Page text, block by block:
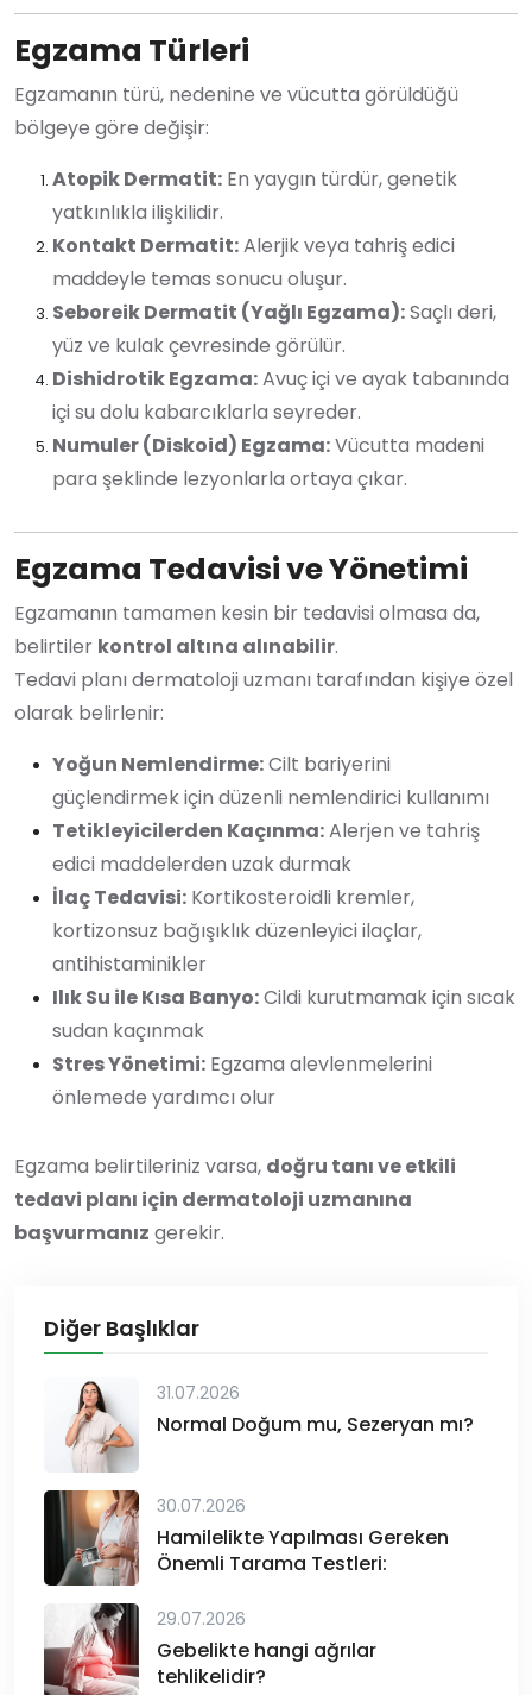
Egzama Türleri
Egzamanın türü, nedenine ve vücutta görüldüğü
bölgeye göre değişir:
Atopik Dermatit: En yaygın türdür, genetik
yatkınlıkla ilişkilidir.
Kontakt Dermatit:Alerjik veya tahriş edici
maddeyle temas sonucu oluşur.
Seboreik Dermatit (Yağlı Egzama):Saçlı deri,
yüz ve kulak çevresinde görülür.
Dishidrotik Egzama:Avuç içi ve ayak tabanında
içi su dolu kabarcıklarla seyreder.
Numuler (Diskoid) Egzama:Vücutta madeni
para şeklinde lezyonlarla ortaya çıkar.
Egzama Tedavisi ve Yönetimi
Egzamanın tamamen kesin bir tedavisi olmasa da,
belirtiler kontrol altına alınabilir.
Tedavi planı dermatoloji uzmanı tarafından kişiye özel
olarak belirlenir:
Yoğun Nemlendirme:Cilt bariyerini
güçlendirmek için düzenli nemlendirici kullanımı
Tetikleyicilerden Kaçınma:Alerjen ve tahriş
edici maddelerden uzak durmak
İlaç Tedavisi: Kortikosteroidli kremler,
kortizonsuz bağışıklık düzenleyici ilaçlar,
antihistaminikler
Ilık Su ile Kısa Banyo:Cildi kurutmamak için sıcak
sudan kaçınmak
Stres Yönetimi: Egzama alevlenmelerini
önlemede yardımcı olur
Egzama belirtileriniz varsa, doğru tanı ve etkili
tedavi planı için dermatoloji uzmanına
başvurmanız gerekir.
Diğer Başlıklar
31.07.2026
Normal Doğum mu, Sezeryan mı?
30.07.2026
Hamilelikte Yapılması Gereken
Önemli Tarama Testleri:
29.07.2026
Gebelikte hangi ağrılar
tehlikelidir?